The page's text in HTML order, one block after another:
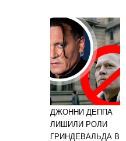
ДЖОННИ ДЕППА
ЛИШИЛИ РОЛИ
ГРИНДЕВАЛЬДА В